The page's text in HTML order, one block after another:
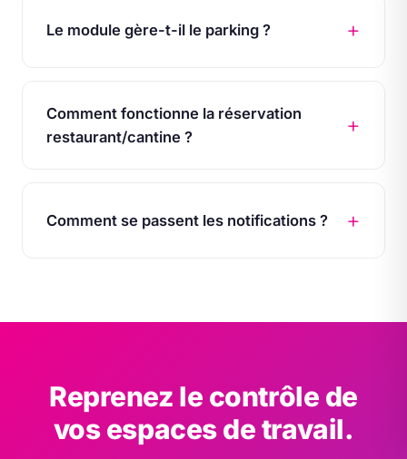
Le module gère-t-il le parking ?
Comment fonctionne la réservation
restaurant/cantine ?
Comment se passent les notifications ?
Reprenez le contrôle de
vos espaces de travail.